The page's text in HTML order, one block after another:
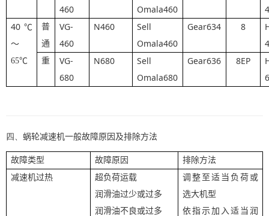
460 Omala460
40 ℃
～
65℃
普
通
VG-
460
N460
Sell
Omala460
Gear634 8
重
VG-
680
N680
Sell
Omala680
Gear636 8EP
四、 蜗轮减速机一般故障原因及排除方法
故障类型 故障原因
排除方法
减速机过热
超负荷运载
润滑油过少或过多
润滑油不良或过多
调整至适当负荷或
选大机型
依指示加入适当润